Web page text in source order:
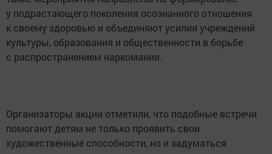
у подрастающего поколения осознанного отношения
к своему здоровью и объединяют усилия учреждений
культуры, образования и общественности в борьбе
с распространением наркомании.
Организаторы акции отметили, что подобные встречи
помогают детям не только проявить свои
художественные способности, но и задуматься